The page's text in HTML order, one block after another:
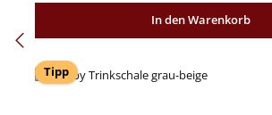
In den Warenkorb
Tipp